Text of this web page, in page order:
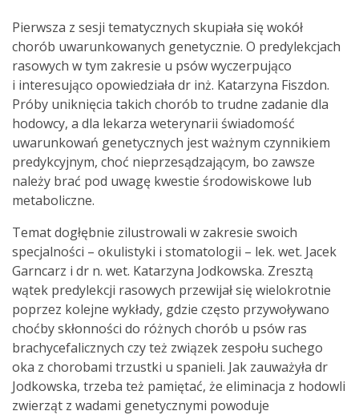
Pierwsza z sesji tematycznych skupiała się wokół
chorób uwarunkowanych genetycznie. O predylekcjach
rasowych w tym zakresie u psów wyczerpująco
i interesująco opowiedziała dr inż. Katarzyna Fiszdon.
Próby uniknięcia takich chorób to trudne zadanie dla
hodowcy, a dla lekarza weterynarii świadomość
uwarunkowań genetycznych jest ważnym czynnikiem
predykcyjnym, choć nieprzesądzającym, bo zawsze
należy brać pod uwagę kwestie środowiskowe lub
metaboliczne.
Temat dogłębnie zilustrowali w zakresie swoich
specjalności – okulistyki i stomatologii – lek. wet. Jacek
Garncarz i dr n. wet. Katarzyna Jodkowska. Zresztą
wątek predylekcji rasowych przewijał się wielokrotnie
poprzez kolejne wykłady, gdzie często przywoływano
choćby skłonności do różnych chorób u psów ras
brachycefa­licznych czy też związek zespołu suchego
oka z chorobami trzustki u spanieli. Jak zauważyła dr
Jodkowska, trzeba też pamiętać, że eliminacja z hodowli
zwierząt z wadami genetycznymi powoduje